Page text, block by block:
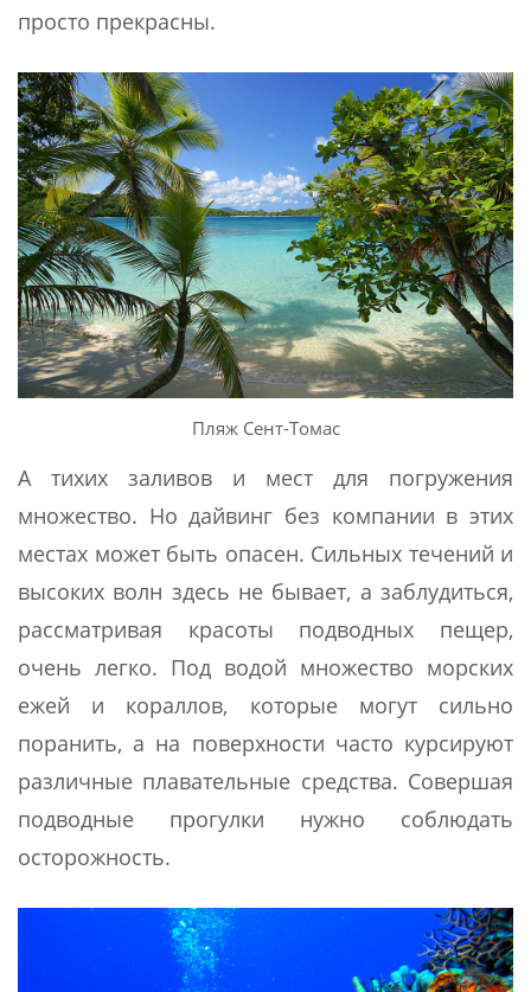
просто прекрасны.
Пляж Сент-Томас
А тихих заливов и мест для погружения
множество. Но дайвинг без компании в этих
местах может быть опасен. Сильных течений и
высоких волн здесь не бывает, а заблудиться,
рассматривая красоты подводных пещер,
очень легко. Под водой множество морских
ежей и кораллов, которые могут сильно
поранить, а на поверхности часто курсируют
различные плавательные средства. Совершая
подводные прогулки нужно соблюдать
осторожность.